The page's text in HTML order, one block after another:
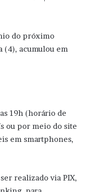
do próximo
(4), acumulou em
19h (horário de
ou por meio do site
em smartphones,
realizado via PIX,